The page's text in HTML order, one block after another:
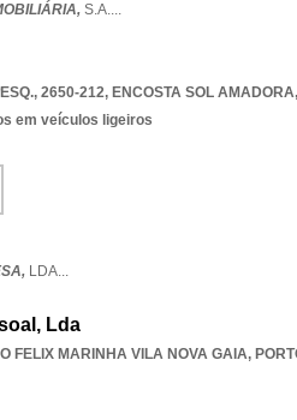
S.A....
2650-212, ENCOSTA SOL AMADORA,
em veículos ligeiros
LDA...
Lda
FELIX MARINHA VILA NOVA GAIA,